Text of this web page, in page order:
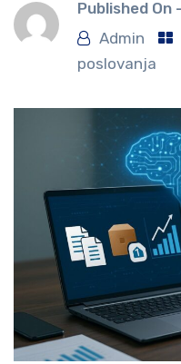
Published On -
Admin
poslovanja